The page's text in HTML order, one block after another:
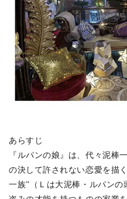
あらすじ
『ルパンの娘』は、代々泥棒
の決して許されない恋愛を描
一族”（Ｌは大泥棒・ルパン